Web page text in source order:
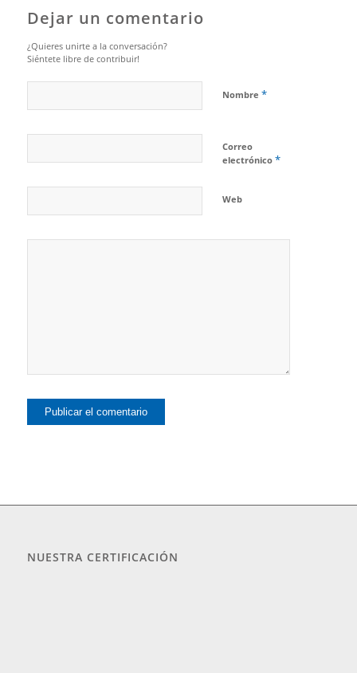
Dejar un comentario
¿Quieres unirte a la conversación?
Siéntete libre de contribuir!
Nombre *
Correo
electrónico *
Web
NUESTRA CERTIFICACIÓN